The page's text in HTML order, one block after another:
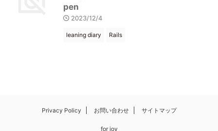
pen
2023/12/4
leaning diary Rails
Privacy Policy お問い合わせ サイトマップ
for joy